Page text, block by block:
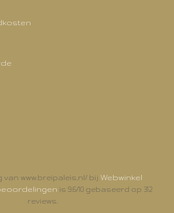
www.breipaleis.nl/ bij Webwinkel
is 9.6/10 gebaseerd op 312
reviews.